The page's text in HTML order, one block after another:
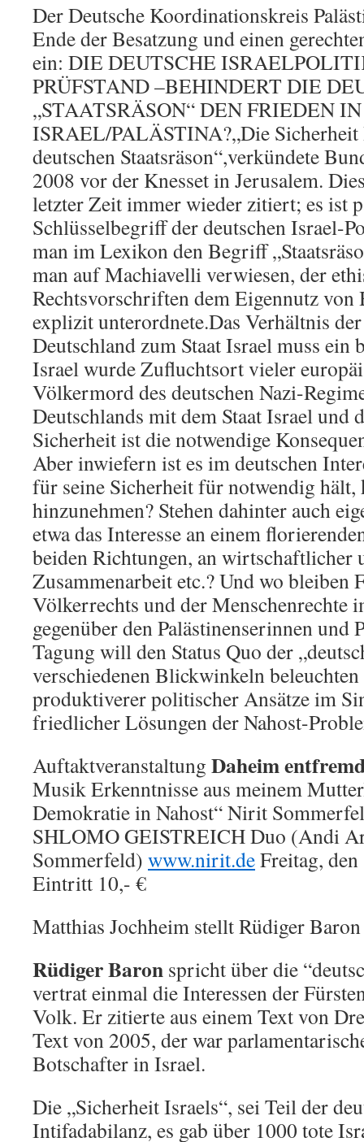
Der Deutsche Koordinationskreis
Ende der Besatzung und einen
ein: DIE DEUTSCHE
PRÜFSTAND –BEHINDERT DIE
„STAATSRÄSON“ DEN FRIEDEN IN
ISRAEL/PALÄSTINA?„Die Sicherheit
deutschen Staatsräson“,verkündete
2008 vor der Knesset in Jerusalem.
letzter Zeit immer wieder zitiert; es ist
Schlüsselbegriff der deutschen Israel-
man im Lexikon den Begriff
man auf Machiavelli verwiesen, der
Rechtsvorschriften dem Eigennutz von
explizit unterordnete.Das Verhältnis
Deutschland zum Staat Israel muss ein
Israel wurde Zufluchtsort vieler
Völkermord des deutschen Nazi-
Deutschlands mit dem Staat Israel und
Sicherheit ist die notwendige
Aber inwiefern ist es im deutschen
für seine Sicherheit für notwendig
hinzunehmen? Stehen dahinter auch
etwa das Interesse an einem
beiden Richtungen, an wirtschaftlicher
Zusammenarbeit etc.? Und wo bleiben
Völkerrechts und der Menschenrechte
gegenüber den Palästinenserinnen und
Tagung will den Status Quo der
verschiedenen Blickwinkeln
produktiverer politischer Ansätze im
friedlicher Lösungen der Nahost-
Auftaktveranstaltung Daheim
Musik Erkenntnisse aus meinem
Demokratie in Nahost“ Nirit
SHLOMO GEISTREICH Duo (Andi
Sommerfeld) www.nirit.deFreitag,
Eintritt 10,- €
Matthias Jochheim stellt Rüdiger
Rüdiger Baron spricht über die
vertrat einmal die Interessen der
Volk. Er zitierte aus einem Text von
Text von 2005, der war
Botschafter in Israel.
Die „Sicherheit Israels“, sei Teil der
Intifadabilanz, es gab über 1000 tote